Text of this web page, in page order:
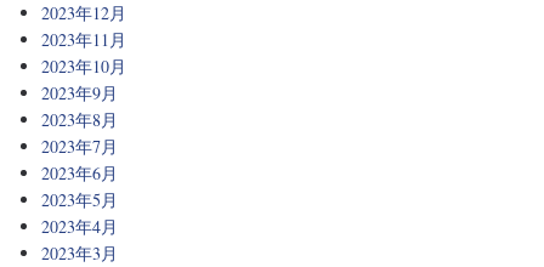
2023年12月
2023年11月
2023年10月
2023年9月
2023年8月
2023年7月
2023年6月
2023年5月
2023年4月
2023年3月